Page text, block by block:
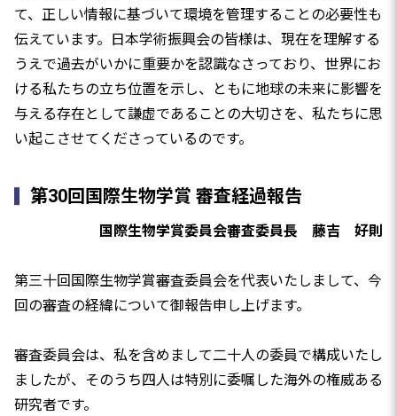
て、正しい情報に基づいて環境を管理することの必要性も
伝えています。日本学術振興会の皆様は、現在を理解する
うえで過去がいかに重要かを認識なさっており、世界にお
ける私たちの立ち位置を示し、ともに地球の未来に影響を
与える存在として謙虚であることの大切さを、私たちに思
い起こさせてくださっているのです。
第30回国際生物学賞 審査経過報告
国際生物学賞委員会審査委員長 藤吉 好則
第三十回国際生物学賞審査委員会を代表いたしまして、今
回の審査の経緯について御報告申し上げます。
審査委員会は、私を含めまして二十人の委員で構成いたし
ましたが、そのうち四人は特別に委嘱した海外の権威ある
研究者です。